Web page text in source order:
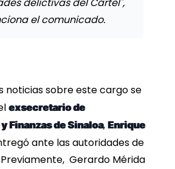
delictivas del Cártel",
el comunicado.
noticias sobre este cargo se
exsecretario de
Finanzas de Sinaloa, Enrique
ante las autoridades de
Previamente, Gerardo Mérida